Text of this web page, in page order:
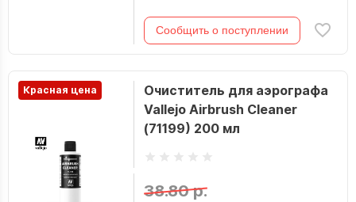
Сообщить о поступлении
Красная цена
Очиститель для аэрографа
Vallejo Airbrush Cleaner
(71199) 200 мл
38.80 р.